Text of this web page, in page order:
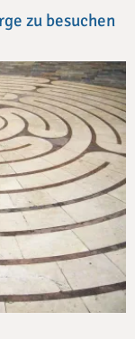
zu besuchen